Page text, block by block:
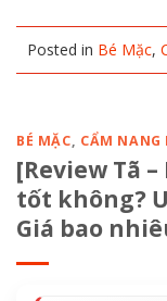
Posted in Bé Mặc,
BÉ MẶC, CẨM NANG
[Review Tã
tốt không?
Giá bao